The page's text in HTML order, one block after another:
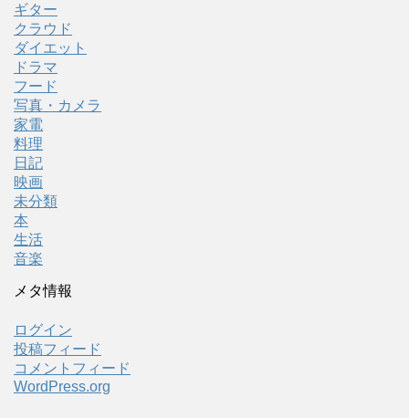
ギター
クラウド
ダイエット
ドラマ
フード
写真・カメラ
家電
料理
日記
映画
未分類
本
生活
音楽
メタ情報
ログイン
投稿フィード
コメントフィード
WordPress.org